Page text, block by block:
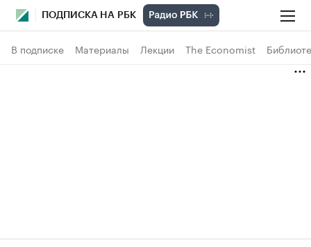
ПОДПИСКА НА РБК
В подписке Материалы Лекции The Economist